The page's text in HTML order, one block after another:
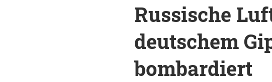
Russische
deutschem
bombardiert